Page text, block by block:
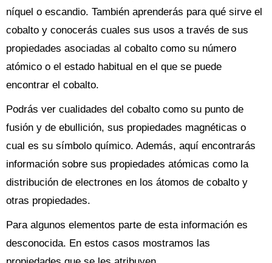
níquel o escandio. También aprenderás para qué sirve el
cobalto y conocerás cuales sus usos a través de sus
propiedades asociadas al cobalto como su número
atómico o el estado habitual en el que se puede
encontrar el cobalto.
Podrás ver cualidades del cobalto como su punto de
fusión y de ebullición, sus propiedades magnéticas o
cual es su símbolo químico. Además, aquí encontrarás
información sobre sus propiedades atómicas como la
distribución de electrones en los átomos de cobalto y
otras propiedades.
Para algunos elementos parte de esta información es
desconocida. En estos casos mostramos las